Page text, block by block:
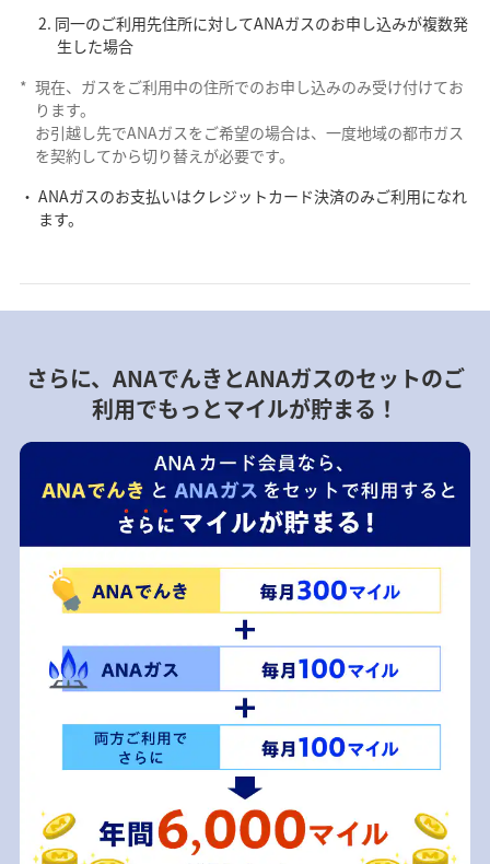
同一のご利用先住所に対してANAガスのお申し込みが複数発
生した場合
* 現在、ガスをご利用中の住所でのお申し込みのみ受け付けてお
ります。
お引越し先でANAガスをご希望の場合は、一度地域の都市ガス
を契約してから切り替えが必要です。
ANAガスのお支払いはクレジットカード決済のみご利用になれ
ます。
さらに、ANAでんきとANAガスのセットのご
利用でもっとマイルが貯まる！